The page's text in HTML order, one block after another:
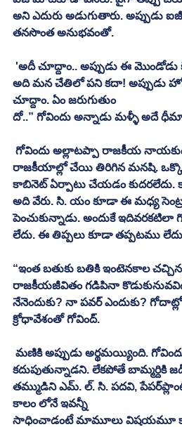
అని ఎదురు అడుగుతారు. అప్పుడు
తనసొంత అనుభవంతో.
అది మన చేతిలో పని కదా! అప్పుడు
చూద్దాం. ఏం జరుగుతుం
దో..” గోవిందు అన్నాడు మళ్ళీ అదే
రాజకీయాల్లో చేయి తిరిగిన మనషి.
కాబినెట్‌ ఏర్పాటు చేయడం కుదరలేదు. కానీ ఇప్పటి పరిస్థితులలో
అది వేరు. సి. యం కూడా ఈ మధ్య సెంట్రల్‌ లో
పెంచుకున్నాడు. అందుకే ఇదివరకటిలా
లేదు. ఈ తిప్పలు కూడా తప్పటము
“ఇంత బతుకు బతికి ఇంటెనకాల
రాజకీయజీవితం గడిపినా
నేనెందుకు? నా పవర్‌ ఎందుకు? గోదాట్లో దూకటానికా?” అన్నాడు
క్రోధావేశంతో గోవింద్‍.
కదుపుతున్నాడని. లేకపోతే బామ్మర్దికి జడ్‌. పీ. చైర్మన్‌ పదవి,
తమ్ముడిని ఎమ్‌. ల్‌. సి. పదవి, పేపర్‌ప్లాంట్‌, పవర్‌గ్రిడ్ ప్లాంట్. అనతి
కాలం లోనే ఇవన్నీ
సాధించాడంటే మామూలు విషయమూ